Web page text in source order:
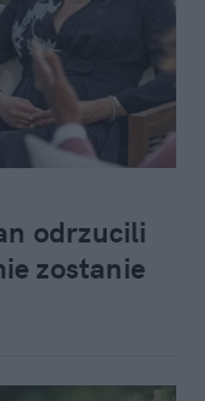
odrzucili
zostanie